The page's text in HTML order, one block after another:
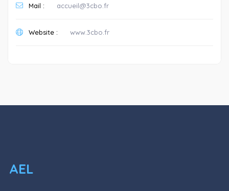
Mail : accueil@3cbo.fr
Website : www.3cbo.fr
AEL